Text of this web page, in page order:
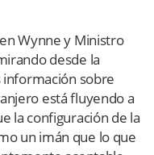
Wynne y Ministro
desde la
sobre
está fluyendo a
la configuración de la
un imán que lo que